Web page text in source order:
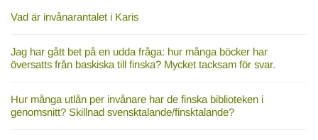
Vad är invånarantalet i Karis
Jag har gått bet på en udda fråga: hur många böcker har
översatts från baskiska till finska? Mycket tacksam för svar.
Hur många utlån per invånare har de finska biblioteken i
genomsnitt? Skillnad svensktalande/finsktalande?